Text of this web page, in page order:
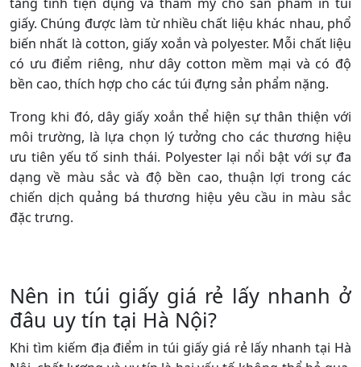
>> Xem thêm :In túi giấy đựng điện thoại độc đáo
tạo phong cách riêng cho shop
Dây quai túi giấy
Dây quai túi giấy là một yếu tố không thể thiếu, giúp
tăng tính tiện dụng và thẩm mỹ cho sản phẩm in túi
giấy. Chúng được làm từ nhiều chất liệu khác nhau, phổ
biến nhất là cotton, giấy xoắn và polyester. Mỗi chất liệu
có ưu điểm riêng, như dây cotton mềm mại và có độ
môi trường, là lựa chọn lý tưởng cho các thương hiệu
ưu tiên yếu tố sinh thái. Polyester lại nổi bật với sự đa
dạng về màu sắc và độ bền cao, thuận lợi trong các
chiến dịch quảng bá thương hiệu yêu cầu in màu sắc